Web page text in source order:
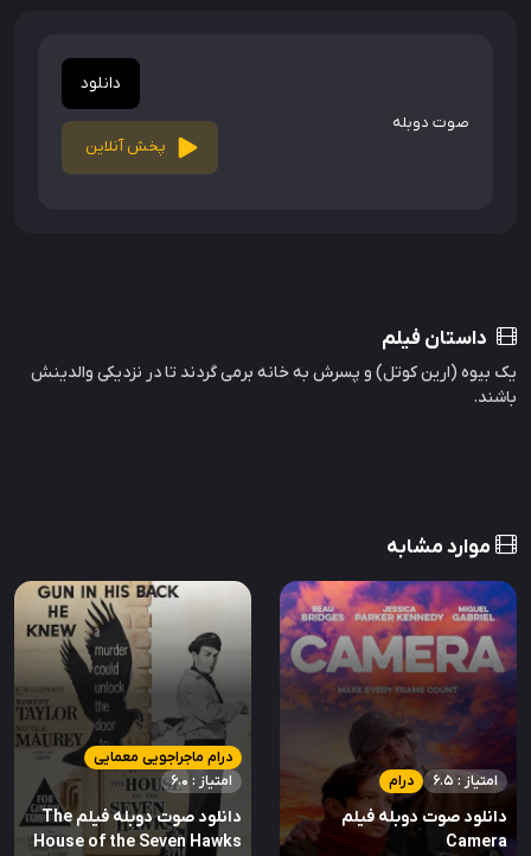
صوت دوبله
دانلود
پخش آنلاین
داستان فیلم
یک بیوه (ارین کوتل) و پسرش به خانه برمی گردند تا در نزدیکی والدینش
باشند.
موارد مشابه
درام امتیاز : 6.5
دانلود صوت دوبله فیلم
Camera
درام ماجراجویی معمایی
امتیاز : 6.0
دانلود صوت دوبله فیلم The
House of the Seven Hawks